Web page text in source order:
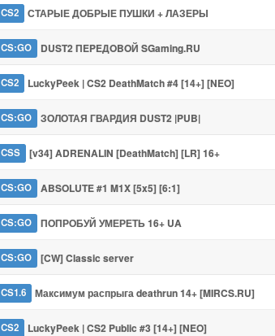
CS2 СТАРЫЕ ДОБРЫЕ ПУШКИ + ЛАЗЕРЫ
CS:GO DUST2 ПEPEДOBOЙ SGaming.RU
CS2 LuckyPeek | CS2 DeathMatch #4 [14+] [NEO]
CS:GO ЗОЛОТАЯ ГВАРДИЯ DUST2 |PUB|
CSS [v34] ADRENALIN [DeathMatch] [LR] 16+
CS:GO ABSOLUTE #1 M1X [5x5] [6:1]
CS:GO ПОПРОБУЙ УМЕРЕТЬ 16+ UA
CS:GO [CW] Classic server
CS1.6 Максимум распрыга deathrun 14+ [MIRCS.RU]
CS2 LuckyPeek | CS2 Public #3 [14+] [NEO]